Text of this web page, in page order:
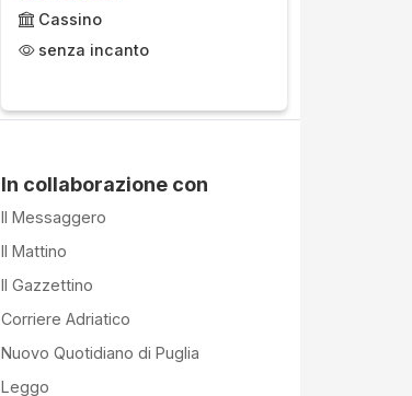
Cassino
senza incanto
In collaborazione con
Il Messaggero
Il Mattino
Il Gazzettino
Corriere Adriatico
Nuovo Quotidiano di Puglia
Leggo